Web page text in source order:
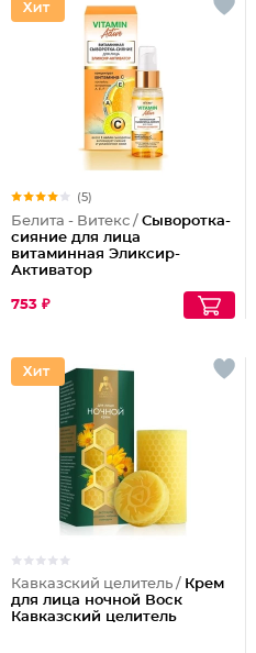
(5)
Белита - Витекс / Сыворотка-
сияние для лица
витаминная Эликсир-
Активатор
753 ₽
Кавказский целитель / Крем
для лица ночной Воск
Кавказский целитель